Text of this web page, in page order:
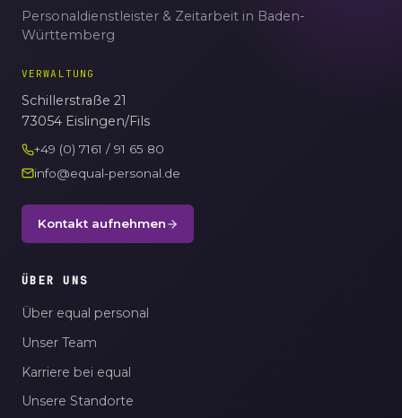
Personaldienstleister & Zeitarbeit in Baden-
Württemberg
VERWALTUNG
Schillerstraße 21
73054 Eislingen/Fils
+49 (0) 7161 / 91 65 80
info@equal-personal.de
Kontakt aufnehmen
ÜBER UNS
Über equal personal
Unser Team
Karriere bei equal
Unsere Standorte